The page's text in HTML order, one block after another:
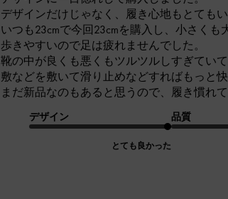
デザインだけじゃなく、履き心地もとてもい
いつも23cmで今回23cmを購入し、小さく
歩きやすいので足は疲れませんでした。
靴の中が良くも悪くもツルツルしすぎてい
敷などを敷いて滑り止めなどすればもっと
まだ新品なのもあると思うので、履き慣れ
デザイン
とても良かった
品質